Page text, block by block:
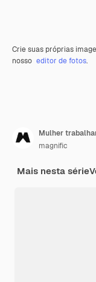
Crie suas próprias
nosso editor de fotos.
Mulher
magnific
Mais nesta série